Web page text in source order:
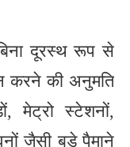
दूरस्थ रूप से
करने की अनुमति
मेट्रो स्टेशनों,
जैसी बड़े पैमाने